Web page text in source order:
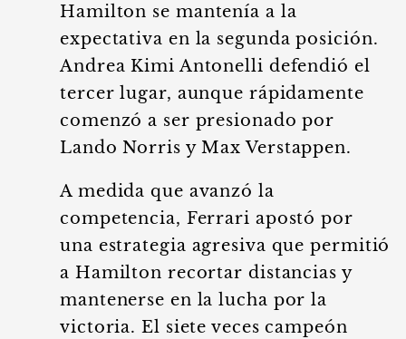
Hamilton se mantenía a la
expectativa en la segunda posición.
Andrea Kimi Antonelli defendió el
tercer lugar, aunque rápidamente
comenzó a ser presionado por
Lando Norris y Max Verstappen.
A medida que avanzó la
competencia, Ferrari apostó por
una estrategia agresiva que permitió
a Hamilton recortar distancias y
mantenerse en la lucha por la
victoria. El siete veces campeón